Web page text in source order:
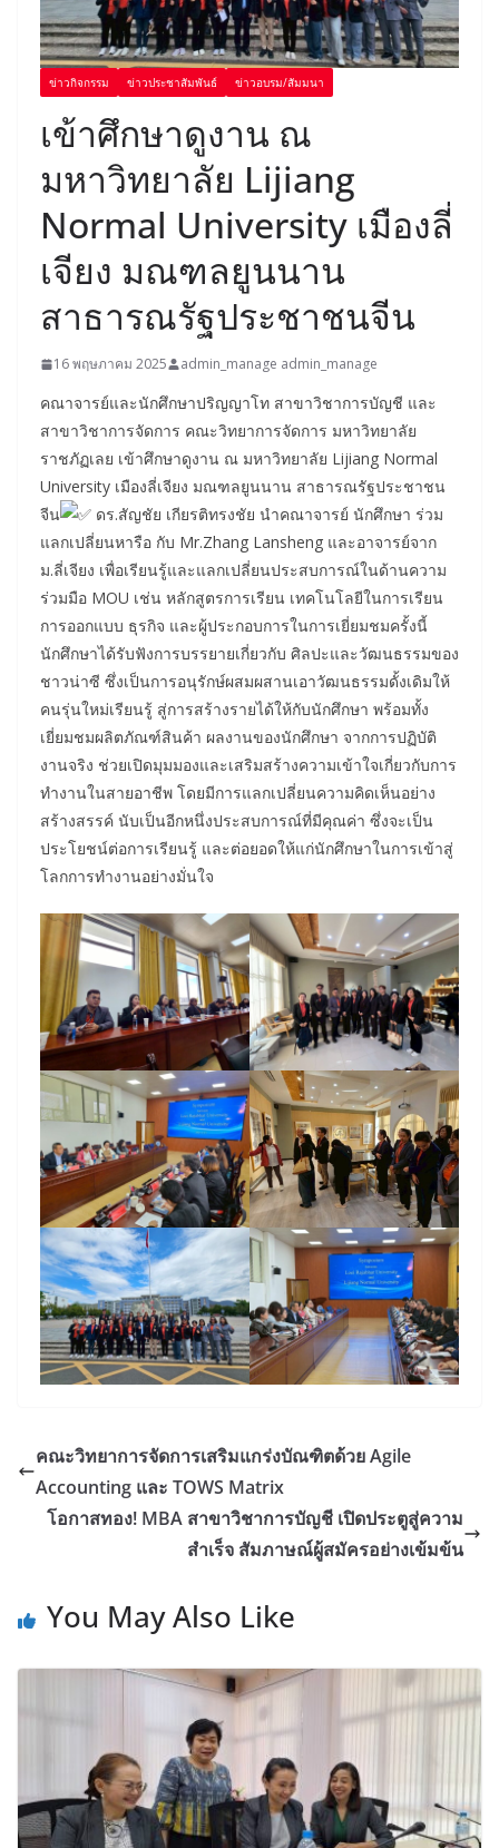
ข่าวกิจกรรม ข่าวประชาสัมพันธ์ ข่าวอบรม/สัมมนา
เข้าศึกษาดูงาน ณ
มหาวิทยาลัย Lijiang
Normal University เมืองลี่
เจียง มณฑลยูนนาน
สาธารณรัฐประชาชนจีน
16 พฤษภาคม 2025 admin_manage admin_manage
คณาจารย์และนักศึกษาปริญญาโท สาขาวิชาการบัญชี และ
สาขาวิชาการจัดการ คณะวิทยาการจัดการ มหาวิทยาลัย
ราชภัฏเลย เข้าศึกษาดูงาน ณ มหาวิทยาลัย Lijiang Normal
University เมืองลี่เจียง มณฑลยูนนาน สาธารณรัฐประชาชน
จีน
ดร.สัญชัย เกียรติทรงชัย นำคณาจารย์ นักศึกษา ร่วม
แลกเปลี่ยนหารือ กับ Mr.Zhang Lansheng และอาจารย์จาก
ม.ลี่เจียง เพื่อเรียนรู้และแลกเปลี่ยนประสบการณ์ในด้านความ
ร่วมมือ MOU เช่น หลักสูตรการเรียน เทคโนโลยีในการเรียน
การออกแบบ ธุรกิจ และผู้ประกอบการในการเยี่ยมชมครั้งนี้
นักศึกษาได้รับฟังการบรรยายเกี่ยวกับ ศิลปะและวัฒนธรรมของ
ชาวน่าซี ซึ่งเป็นการอนุรักษ์ผสมผสานเอาวัฒนธรรมดั้งเดิมให้
คนรุ่นใหม่เรียนรู้ สู่การสร้างรายได้ให้กับนักศึกษา พร้อมทั้ง
เยี่ยมชมผลิตภัณฑ์สินค้า ผลงานของนักศึกษา จากการปฏิบัติ
งานจริง ช่วยเปิดมุมมองและเสริมสร้างความเข้าใจเกี่ยวกับการ
ทำงานในสายอาชีพ โดยมีการแลกเปลี่ยนความคิดเห็นอย่าง
สร้างสรรค์ นับเป็นอีกหนึ่งประสบการณ์ที่มีคุณค่า ซึ่งจะเป็น
ประโยชน์ต่อการเรียนรู้ และต่อยอดให้แก่นักศึกษาในการเข้าสู่
โลกการทำงานอย่างมั่นใจ
คณะวิทยาการจัดการเสริมแกร่งบัณฑิตด้วย Agile
Accounting และ TOWS Matrix
โอกาสทอง! MBA สาขาวิชาการบัญชี เปิดประตูสู่ความ
สำเร็จ สัมภาษณ์ผู้สมัครอย่างเข้มข้น
You May Also Like